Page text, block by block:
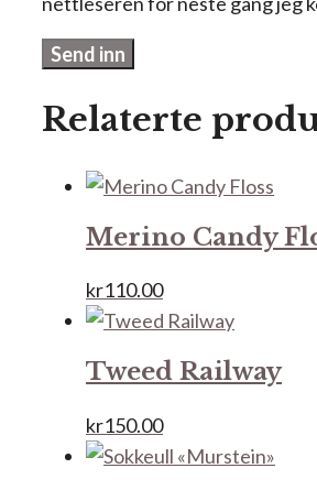
Relaterte
Merino Candy
kr110.00
Tweed Railway
kr150.00